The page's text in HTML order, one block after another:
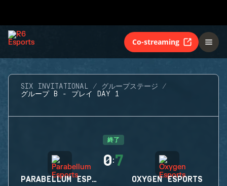
Co-streaming
SIX INVITATIONAL
グループステージ
グループ B - プレイ DAY 1
終了
PARABELLUM ESPORTS
0:7
OXYGEN ESPORTS